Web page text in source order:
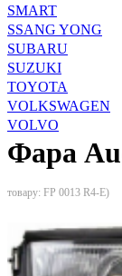
SMART
SSANG YONG
SUBARU
SUZUKI
TOYOTA
VOLKSWAGEN
VOLVO
Фара
товару: FP 0013 R4-E)